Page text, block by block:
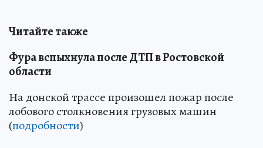
Читайте также
Фура вспыхнула после ДТП в Ростовской
области
На донской трассе произошел пожар после
лобового столкновения грузовых машин
(подробности)